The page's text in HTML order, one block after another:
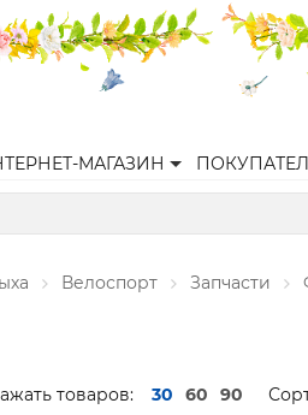
МАГАЗИН
Велоспорт Запчасти
товаров: 30 60 90